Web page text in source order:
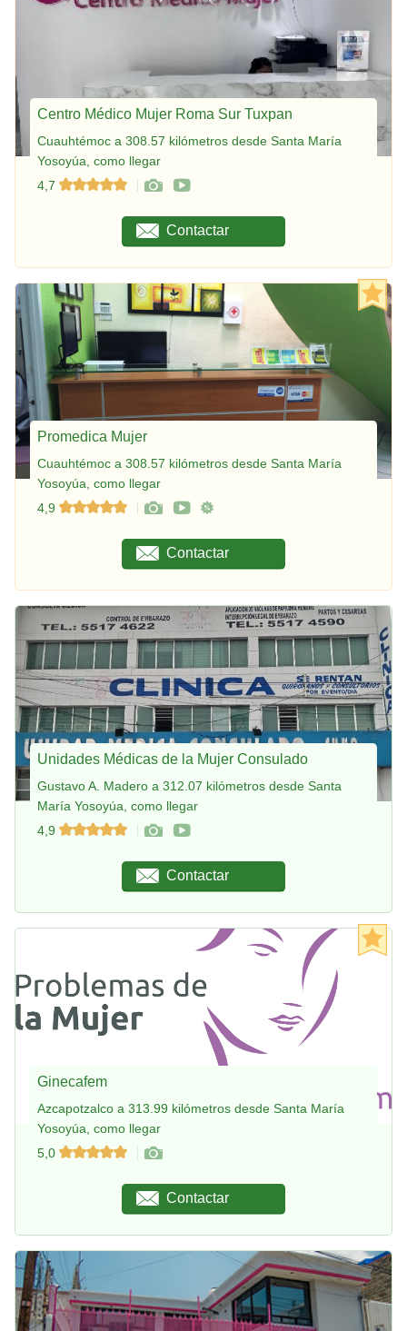
Centro Médico Mujer Roma Sur Tuxpan
Cuauhtémoc a 308.57 kilómetros desde Santa María
Yosoyúa, como llegar
4,7
Contactar
Promedica Mujer
Cuauhtémoc a 308.57 kilómetros desde Santa María
Yosoyúa, como llegar
4,9
Contactar
Unidades Médicas de la Mujer Consulado
Gustavo A. Madero a 312.07 kilómetros desde Santa
María Yosoyúa, como llegar
4,9
Contactar
Ginecafem
Azcapotzalco a 313.99 kilómetros desde Santa María
Yosoyúa, como llegar
5,0
Contactar